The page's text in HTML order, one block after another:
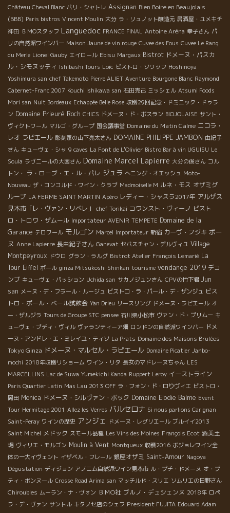
Château Cheval Blanc パリ・シャトレ Assignan Bien Boire en Beaujolais
(BBB) Paris bistros Vincent Moulin 大分 ラ・リュノット醸造元 居酒屋・ユメキチ
神田 ＢＭОスタッフ Languedoc FRANCE FINAL Antoine Aréna 幸子さん パ
リの自然派ワインバー Maison Jaune de vin rouge Cuvee des Fous Cuvee Le Rang
du Merle Lionel Gauby エイロール Ebisu Margaux Bistrot ドメーヌ・パスカ
ル・シモヌッティ Ishibashi Tours Loïc ビストロ・ソワッフ Hoshinoya
Yoshimura san chef Takemoto Pierre ALIET Aventure Bourgone Blanc Raymond
Cabernet-Franc 2007 Kouchi Ishikawa san 石田克己 ミッシェル Atsumi Foods
Mori san Nuit Bordeaux Echappée Belle Rose 収穫29回記念・ドミニック・ドゥラ
ン Domaine Prieuré Roch CHICS ドメーヌ・ド・ボスラン BIOJOLAISE サント・
ヴィクトワール マルゴ・グループ 国会議事堂 Domaine du Matin Calme ニコラ・
レオ ラピエール 彫刻家の山下亮太さん DOMAINE PHILIPPE JAMBON 由紀子
さん キューヴェ・シャ 9 caves La Font de L'Olivier Bistro Bar à vin UGUISU Le
Soula ラヴニールの大園さん Domaine Marcel Lapierre 大分の俊さん コル
トン・
ラ・ローブ・エ・ル・パレ ジュラ へニング・オエッシュ Moto-
Nouveau ザ・コンコルド・ワイン・クラブ Madmoiselle M ルネ・モス オザミグ
ループ LA FERME SAINT MARTIN Apéro レディー・シャスラ2017年 アルザス
見本市「レ・ヴァン・リベレ」
chef Torikai コワンスト・ヴィーノ ビスト
ロ・トロワ・ザムール Importateur AVENIR TEMPETE Domaine de la
Garance テロワール モルゴン Marcel Importateur 新宿 カーヴ・フジキ ボー
ヌ Anne Lapierre 長由紀子さん Ganevat セバスチャン・デルヴィユ Village
Montpeyroux ドウロ グラン・ラルグ Bistrot Atelier François Lemarié La
Tour Eiffel ポール ginza Mitsukoshi Shinkan tourisme vendange 2019 デコ
ンブ キューヴェ・パッション Uchida san サカノジュンさん CPVの竹下君 Jun
san メーヌ・デ・フラール・ルージュ ビストロ・ラ・パール・デ・ザンジュ ビス
トロ・ポール・ベール試飲会 Yan Drieu リースリング ドメーヌ・ラピエール オ
ー・ザルジラ Tours de Groupe STC pensee 石川県小松市 ヴァン・ド・プリムー キ
ューヴェ・ブディ・ヴィル ヴァランティーア畑 ロンドンの自然派ワインバー ドメ
ーヌ・アンドレ・エ・ミレイユ・ティソ La Prats Domaine des Maisons Brulées
Tokyo Ginza ドメーヌ・マルセル・ラピエール Domaine Picatier Janbo-
mochi 2018年収穫リショーム ワイン・リタ 長女のマドレーヌちゃん LES
MARCELLINS Lac de Suwa Yumekichi Kanda Ruppert Leroy イーストライン
Paris Quartier Latin Mas Lau 2013 OFF ラ・フォン・ド・ロりヴィエ ビストロ・
岡田 Monica ドメーヌ・シルヴァン・ボック Domaine Elodie Balme Event
Tour Hermitage 2001 Allez les Verres バルセロナ Si nous parlions Carignan
Saint-Peray ワインの歴史 アンジェ ドメーヌ・レグリエール ブルイイ2013
Saint Michel メドック スモール品種 Les Vins des Moines François Ecot 酒美土
場 ヴィリエ・モルゴン Moulin à Vent Montgueux 収穫2016 ボジョレワイン全
体の一大イヴェント イザベル・フレール 銀座オザミ Saint-Amour Nagoya
Dégustation ディジョン アノニム自然派ワイン見本市 ル・プチ・ドメーヌ オ・プ
ティ・ボンヌール Crosse Road Arima san マッチルド・スリエ ソムリエの日野さん
Chiroubles ムーラン・ナ・ヴォン ＢＭО社 ブルノ・デュシェンヌ 2018年 ロペ
ラ・デ・ヴァン サントル キタノセ店のシェフ President FUJITA Edouard Adam